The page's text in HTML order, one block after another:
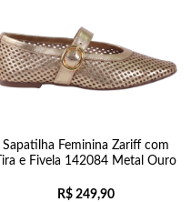
Sapatilha Feminina Zariff com
Tira e Fivela 142084 Metal Ouro
R$249,90